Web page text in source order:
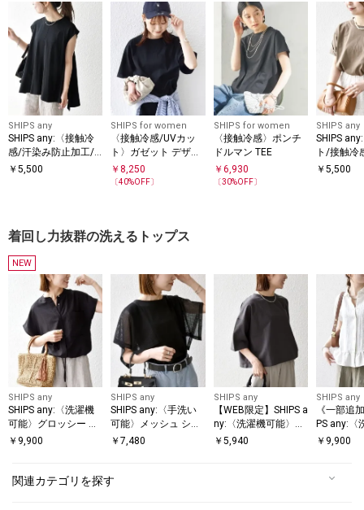
SHIPS any
SHIPS any:〈接触冷
感/汗染み防止加工/
洗濯機可能〉Aライン
￥ 5,500
SHIPS for women
〈接触冷感/UVカッ
ト〉ガゼット デザイ
ン ワイド スリーブ T
EE
￥8,250
〔40%OFF〕
SHIPS for women
〈接触冷感〉ポンチ
ドルマン TEE
￥ 6,930
〔30%OFF〕
SHIPS any
SHIPS
ト/接触冷
乾/洗濯機
￥5,500
着回し力抜群の洗えるトップス
NEW
SHIPS any
SHIPS any:〈洗濯機
可能〉グロッシー ド
ロスト バンドカラー
￥ 9,900
SHIPS any
SHIPS any:〈手洗い
可能〉メッシュ シア
ー ハンカチ スリーブ
￥7,480
SHIPS any
【WEB限定】SHIPS a
ny:〈洗濯機可能〉イ
ンレイ ハーフスリー
￥ 5,940
SHIPS any
《一部追
PS any:〈
能〉カラ
￥ 9,900
関連カテゴリを探す